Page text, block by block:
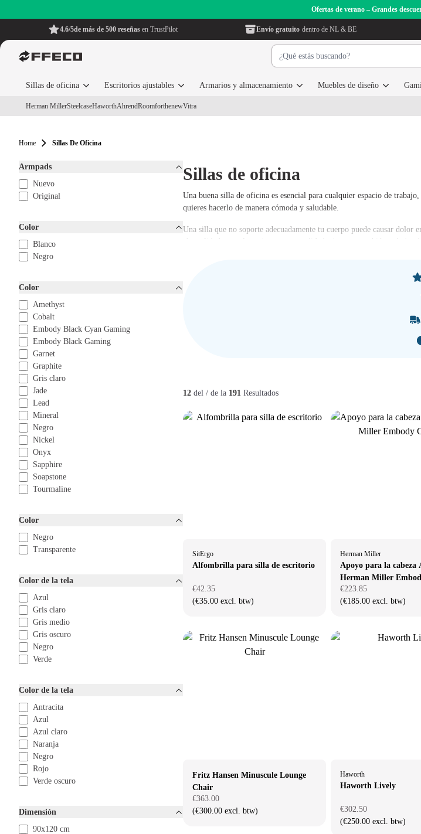
Ofertas de verano – Grandes
4.6/5de más de 500 reseñasen TrustPilot Envío gratuito dentro de NL & BE
Sillas de oficina Escritorios ajustables Armarios y almacenamiento Muebles de diseño
Herman MillerSteelcaseHaworthAhrendRoomforthenewVitra
Home Sillas De Oficina
Armpads
Nuevo
Original
Color
Blanco
Negro
Color
Amethyst
Cobalt
Embody Black Cyan Gaming
Embody Black Gaming
Garnet
Graphite
Gris claro
Jade
Lead
Mineral
Negro
Nickel
Onyx
Sapphire
Soapstone
Tourmaline
Color
Negro
Transparente
Color de la tela
Azul
Gris claro
Gris medio
Gris oscuro
Negro
Verde
Color de la tela
Antracita
Azul
Azul claro
Naranja
Negro
Rojo
Verde oscuro
Dimensión
90x120 cm
Sillas de oficina
Una buena silla de oficina es esencial para cualquier espacio de
quieres hacerlo de manera cómoda y saludable.
Una silla que no soporte adecuadamente tu cuerpo puede causar
alta calidad, no solo mejoras tu comodidad, sino que también trabajas
solución perfecta para cada situación. Experimenta por ti mismo la
12 del / de la 191 Resultados
SitErgo
Alfombrilla para silla de escritorio
€42.35
(€35.00 excl. btw)
Herman Miller
Apoyo para la cabeza
Herman Miller
€223.85
(€185.00 excl. btw)
Fritz Hansen Minuscule Lounge
Chair
€363.00
(€300.00 excl. btw)
Haworth
Haworth Lively
€302.50
(€250.00 excl. btw)